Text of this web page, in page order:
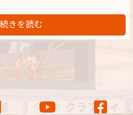
続きを読む